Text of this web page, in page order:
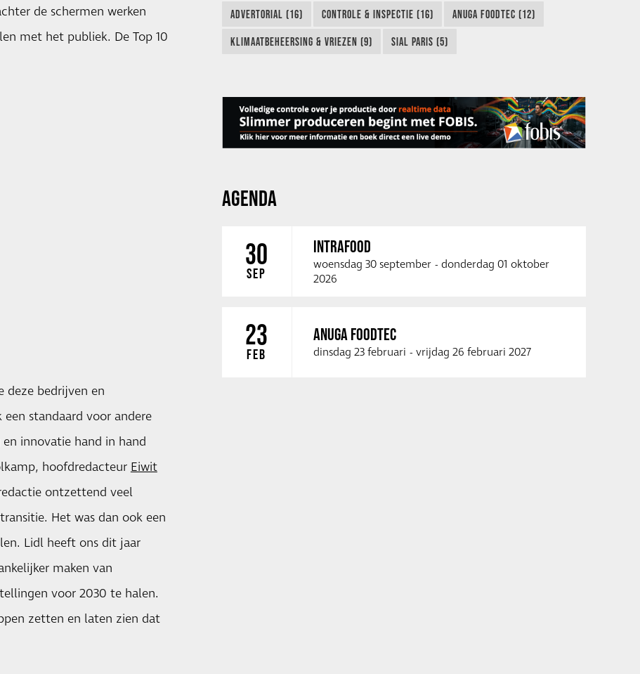
de schermen werken
met het publiek. De Top 10
deze bedrijven en
standaard voor andere
innovatie hand in hand
hoofdredacteur Eiwit
ontzettend veel
Het was dan ook een
Lidl heeft ons dit jaar
maken van
voor 2030 te halen.
zetten en laten zien dat
ADVERTORIAL (16) CONTROLE & INSPECTIE (16) ANUGA FOODTEC (12)
KLIMAATBEHEERSING & VRIEZEN (9) SIAL PARIS (5)
AGENDA
30
SEP
INTRAFOOD
woensdag 30 september - donderdag 01 oktober
2026
23
FEB
ANUGA FOODTEC
dinsdag 23 februari - vrijdag 26 februari 2027